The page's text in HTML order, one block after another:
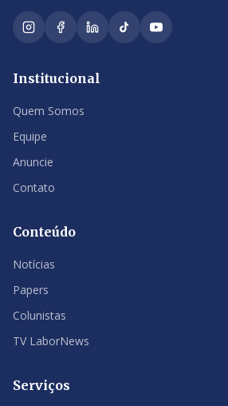
Institucional
Quem Somos
Equipe
Anuncie
Contato
Conteúdo
Notícias
Papers
Colunistas
TV LaborNews
Serviços